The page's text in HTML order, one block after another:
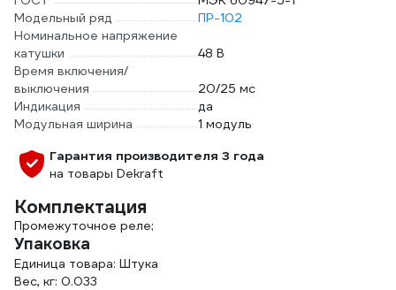
Модельный ряд
ПР-102
Номинальное напряжение
катушки
48 В
Время включения/
выключения
20/25 мс
Индикация
да
Модульная ширина
1 модуль
Гарантия производителя 3 года
на товары Dekraft
Комплектация
Промежуточное реле;
Упаковка
Единица товара: Штука
Вес, кг: 0.033